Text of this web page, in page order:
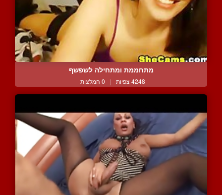
מתחממת ומתחילה לשפשף
4248 צפיות | 0 המלצות